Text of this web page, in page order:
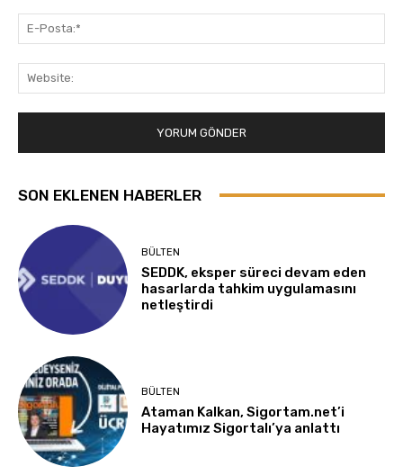
SON EKLENEN HABERLER
BÜLTEN
SEDDK, eksper süreci devam eden
hasarlarda tahkim uygulamasını
netleştirdi
BÜLTEN
Ataman Kalkan, Sigortam.net’i
Hayatımız Sigortalı’ya anlattı